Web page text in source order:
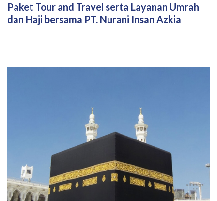
Paket Tour and Travel serta Layanan Umrah
dan Haji bersama PT. Nurani Insan Azkia